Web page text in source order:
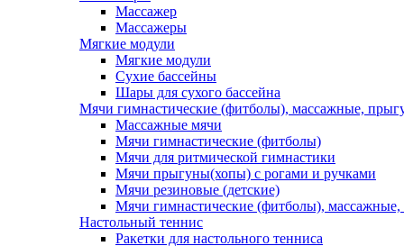
Массажер
Массажеры
Мягкие модули
Мягкие модули
Сухие бассейны
Шары для сухого бассейна
Мячи гимнастические (фитболы), массажные,
Массажные мячи
Мячи гимнастические (фитболы)
Мячи для ритмической гимнастики
Мячи прыгуны(хопы) с рогами и ручками
Мячи резиновые (детские)
Мячи гимнастические (фитболы),
Настольный теннис
Ракетки для настольного тенниса